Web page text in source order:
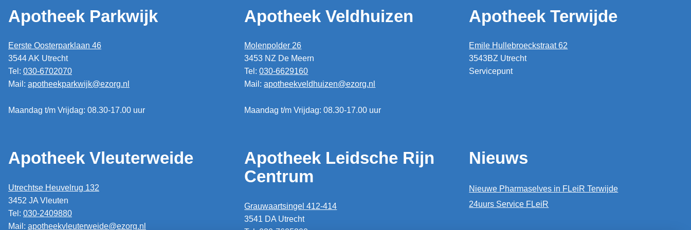
Apotheek Parkwijk
Eerste Oosterparklaan 46
3544 AK Utrecht
Tel: 030-6702070
Mail: apotheekparkwijk@ezorg.nl
Maandag t/m Vrijdag: 08.30-17.00 uur
Apotheek Veldhuizen
Molenpolder 26
3453 NZ De Meern
Tel:030-6629160
Mail:apotheekveldhuizen@ezorg.nl
Maandag t/m Vrijdag: 08.30-17.00 uur
Apotheek Terwijde
Emile Hullebroeckstraat 62
3543BZ Utrecht
Servicepunt
Apotheek Vleuterweide
Utrechtse Heuvelrug 132
3452 JA Vleuten
Tel: 030-2409880
Mail: apotheekvleuterweide@ezorg.nl
Apotheek Leidsche Rijn
Centrum
Grauwaartsingel 412-414
3541 DA Utrecht
Nieuws
Nieuwe Pharmaselves in FLeiR Terwijde
24uurs Service FLeiR